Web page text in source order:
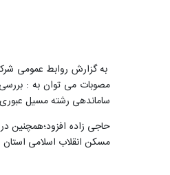
به گزارش روابط عمومی
ساماندهی رشته مسیل عبوری
حاجی زاده افزود؛همچنین
مسکن انقلاب اسلامی استان